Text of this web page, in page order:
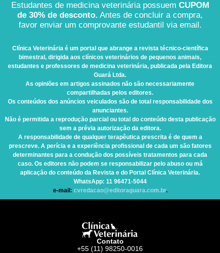
Estudantes de medicina veterinária possuem CUPOM
de 30% de desconto. Antes de concluir a compra,
favor enviar um comprovante estudantil via email.
Clínica Veterinária é um portal que abrange a revista técnico-científica
bimestral, dirigida aos clínicos veterinários de pequenos animais,
estudantes e professores de medicina veterinária, publicada pela Editora
Guará Ltda.
As opiniões em artigos assinados não são necessariamente
compartilhadas pelos editores.
Os conteúdos dos anúncios veiculados são de total responsabilidade dos
anunciantes.
Não é permitida a reprodução parcial ou total do conteúdo desta publicação
sem a prévia autorização da editora.
A responsabilidade de qualquer terapêutica prescrita é de quem a
prescreve. A perícia e a experiência profissional de cada um são fatores
determinantes para a condução dos possíveis tratamentos para cada
caso. Os editores não podem se responsabilizar pelo abuso ou má
aplicação do conteúdo da Revista e do Portal Clínica Veterinária.
WhatsApp: 11 96471-5044
e-mail: cvredacao@editoraguara.com.br.
Contato
+55 (11) 98250-0016